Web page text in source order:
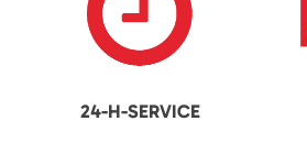
24-H-SERVICE